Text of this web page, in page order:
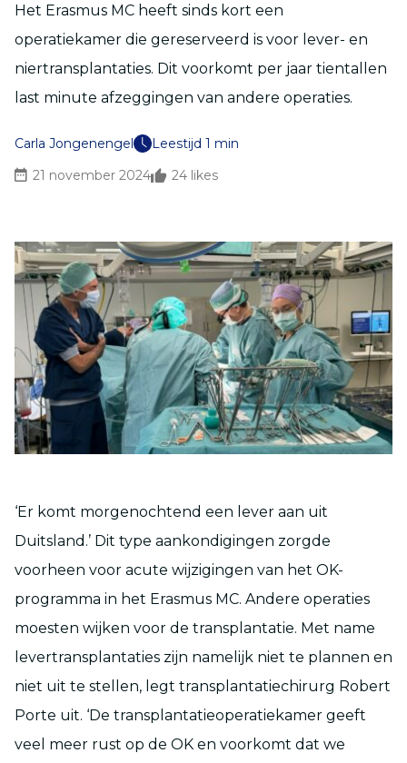
Het Erasmus MC heeft sinds kort een
operatiekamer die gereserveerd is voor lever- en
niertransplantaties. Dit voorkomt per jaar tientallen
last minute afzeggingen van andere operaties.
Carla Jongenengel
Leestijd 1 min
21 november 2024
24 likes
‘Er komt morgenochtend een lever aan uit
Duitsland.’ Dit type aankondigingen zorgde
voorheen voor acute wijzigingen van het OK-
programma in het Erasmus MC. Andere operaties
moesten wijken voor de transplantatie. Met name
levertransplantaties zijn namelijk niet te plannen en
niet uit te stellen, legt transplantatiechirurg Robert
Porte uit. ‘De transplantatieoperatiekamer geeft
veel meer rust op de OK en voorkomt dat we